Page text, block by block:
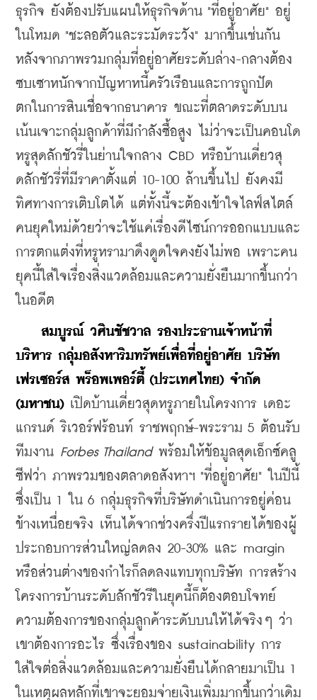
ธุรกิจ ยังต้องปรับแผนให้ธุรกิจด้าน "ที่อยู่อาศัย" อยู่
ในโหมด "ชะลอตัวและระมัดระวัง" มากขึ้นเช่นกัน
หลังจากภาพรวมกลุ่มที่อยู่อาศัยระดับล่าง-กลางต้อง
ซบเซาหนักจากปัญหาหนี้ครัวเรือนและการถูกปัด
ตกในการสินเชื่อจากธนาคาร ขณะที่ตลาดระดับบน
เน้นเจาะกลุ่มลูกค้าที่มีกำลังซื้อสูง ไม่ว่าจะเป็นคอนโด
หรูสุดลักชัวรี่ในย่านใจกลาง CBD หรือบ้านเดี่ยวสุ
ดลักชัวรี่ที่มีราคาตั้งแต่ 10-100 ล้านขึ้นไป ยังคงมี
ทิศทางการเติบโตได้ แต่ทั้งนี้จะต้องเข้าใจไลฟ์สไตล์
คนยุคใหม่ด้วยว่าจะใช้แค่เรื่องดีไซน์การออกแบบและ
การตกแต่งที่หรูหรามาดึงดูดใจคงยังไม่พอ เพราะคน
ยุคนี้ใส่ใจเรื่องสิ่งแวดล้อมและความยั่งยืนมากขึ้นกว่า
ในอดีต
สมบูรณ์ วศินชัชวาล รองประธานเจ้าหน้าที่
บริหาร กลุ่มอสังหาริมทรัพย์เพื่อที่อยู่อาศัย บริษัท
เฟรเซอร์ส พร็อพเพอร์ตี้ (ประเทศไทย) จำกัด
(มหาชน) เปิดบ้านเดี่ยวสุดหรูภายในโครงการ เดอะ
แกรนด์ ริเวอร์ฟร้อนท์ ราชพฤกษ์-พระราม 5 ต้อนรับ
ทีมงาน Forbes Thailand พร้อมให้ข้อมูลสุดเอ็กซ์คลู
ซีฟว่า ภาพรวมของตลาดอสังหาฯ "ที่อยู่อาศัย" ในปีนี้
ซึ่งเป็น 1 ใน 6 กลุ่มธุรกิจที่บริษัทดำเนินการอยู่ค่อน
ข้างเหนื่อยจริง เห็นได้จากช่วงครึ่งปีแรกรายได้ของผู้
ประกอบการส่วนใหญ่ลดลง 20-30% และ margin
หรือส่วนต่างของกำไรก็ลดลงแทบทุกบริษัท การสร้าง
โครงการบ้านระดับลักชัวรีในยุคนี้ก็ต้องตอบโจทย์
ความต้องการของกลุ่มลูกค้าระดับบนให้ได้จริงๆ ว่า
เขาต้องการอะไร ซึ่งเรื่องของ sustainability การ
ใส่ใจต่อสิ่งแวดล้อมและความยั่งยืนได้กลายมาเป็น 1
ในเหตุผลหลักที่เขาจะยอมจ่ายเงินเพิ่มมากขึ้นกว่าเดิม